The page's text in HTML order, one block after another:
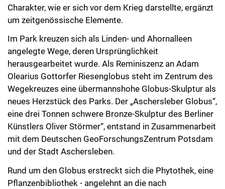
Charakter, wie er sich vor dem Krieg darstellte, ergänzt
um zeitgenössische Elemente.
Im Park kreuzen sich als Linden- und Ahornalleen
angelegte Wege, deren Ursprünglichkeit
herausgearbeitet wurde. Als Reminiszenz an Adam
Olearius Gottorfer Riesenglobus steht im Zentrum des
Wegekreuzes eine übermannshohe Globus-Skulptur als
neues Herzstück des Parks. Der „Aschersleber Globus“,
eine drei Tonnen schwere Bronze-Skulptur des Berliner
Künstlers Oliver Störmer“, entstand in Zusammenarbeit
mit dem Deutschen GeoForschungsZentrum Potsdam
und der Stadt Aschersleben.
Rund um den Globus erstreckt sich die Phytothek, eine
Pflanzenbibliothek - angelehnt an die nach